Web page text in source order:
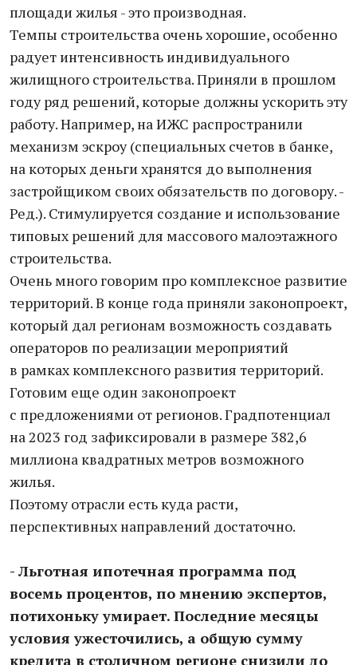
площади жилья - это производная.
Темпы строительства очень хорошие, особенно
радует интенсивность индивидуального
жилищного строительства. Приняли в прошлом
году ряд решений, которые должны ускорить эту
работу. Например, на ИЖС распространили
механизм эскроу (специальных счетов в банке,
на которых деньги хранятся до выполнения
застройщиком своих обязательств по договору. -
Ред.). Стимулируется создание и использование
типовых решений для массового малоэтажного
строительства.
Очень много говорим про комплексное развитие
территорий. В конце года приняли законопроект,
который дал регионам возможность создавать
операторов по реализации мероприятий
в рамках комплексного развития территорий.
Готовим еще один законопроект
с предложениями от регионов. Градпотенциал
на 2023 год зафиксировали в размере 382,6
миллиона квадратных метров возможного
жилья.
Поэтому отрасли есть куда расти,
перспективных направлений достаточно.
- Льготная ипотечная программа под
восемь процентов, по мнению экспертов,
потихоньку умирает. Последние месяцы
условия ужесточились, а общую сумму
кредита в столичном регионе снизили до